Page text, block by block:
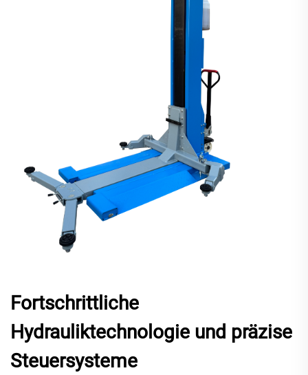
Fortschrittliche
Hydrauliktechnologie und präzise
Steuersysteme